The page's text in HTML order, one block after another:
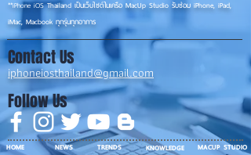
**iPhone iOSThailand เป็นเว็บไซต์ในเครือ MacUp Studio รับซ่อม iPhone, iPad,
iMac, Macbook ทุกรุ่นทุกอาการ
iphoneiosthailand@gmail.com
Contact Us
Follow Us
TRENDS KNOWLEDGE MACUP STUDIO
NEWS
HOME